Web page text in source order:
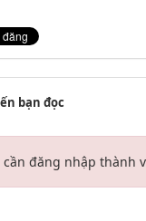
bạn đọc
cần đăng nhập thành